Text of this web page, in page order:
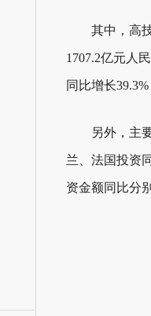
其中，高技
1707.2亿元人
同比增长39.3%
另外，主要
兰、法国投资
资金额同比分